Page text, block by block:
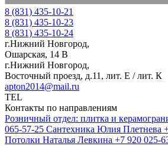
8 (831) 435-10-21
8 (831) 435-10-23
8 (831) 435-10-24
г.Нижний Новгород,
Ошарская, 14 В
г.Нижний Новгород,
Восточный проезд, д.11, лит. Е / лит. К
apton2014@mail.ru
TEL
Контакты по направлениям
Розничный отдел: плитка и
065-57-25 Сантехника Юлия Плетнева
Потолки Наталья Левкина +7 920 025-